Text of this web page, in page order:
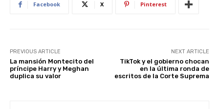
Facebook X Pinterest
PREVIOUS ARTICLE
La mansión Montecito del
príncipe Harry y Meghan
duplica su valor
NEXT ARTICLE
TikTok y el gobierno chocan
en la última ronda de
escritos de la Corte Suprema